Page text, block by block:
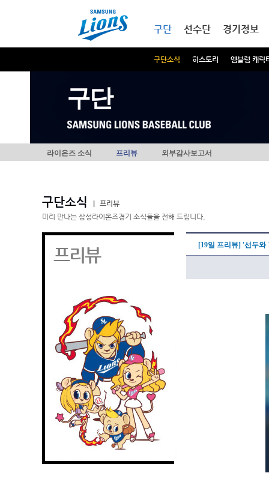
구단
구단소식 히스토리 엠블럼 캐릭
선수단 경기정보
구단
라이온즈 소식 프리뷰 외부감사보고서
구단소식
프리뷰
미리 만나는 삼성라이온즈경기 소식들을 전해 드립니다.
프리뷰 [19일 프리뷰] '선두와